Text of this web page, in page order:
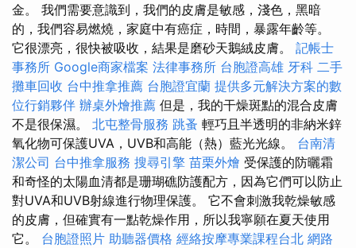
金。 我們需要意識到，我們的皮膚是敏感，淺色，黑暗
的，我們容易燃燒，家庭中有癌症，時間，暴露年齡等。
它很漂亮，很快被吸收，結果是磨砂天鵝絨皮膚。 記帳士
事務所 Google商家檔案 法律事務所 台胞證高雄 牙科 二手
攤車回收 台中推拿推薦 台胞證宜蘭 提供多元解決方案的數
位行銷夥伴 辦桌外燴推薦 但是，我的干燥斑點的混合皮膚
不是很保濕。 北屯整骨服務 跳蚤 輕巧且半透明的非納米鋅
氧化物可保護UVA，UVB和高能（熱）藍光光線。 台南清
潔公司 台中推拿服務 搜尋引擎 苗栗外燴 受保護的防曬霜
和奇怪的太陽血清都是珊瑚礁防護配方，因為它們可以防止
對UVA和UVB射線進行物理保護。 它不會刺激我乾燥敏感
的皮膚，但確實有一點乾燥作用，所以我寧願在夏天使用
它。 台胞證照片 助聽器價格 經絡按摩專業課程台北 網路